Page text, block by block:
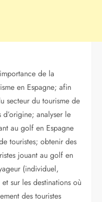
de la
en Espagne; afin
secteur du tourisme de
analyser le
au golf en Espagne
touristes; obtenir des
jouant au golf en
(individuel,
sur les destinations où
des touristes